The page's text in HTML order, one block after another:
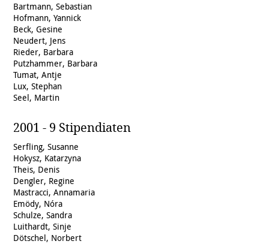
Bartmann, Sebastian
Hofmann, Yannick
Beck, Gesine
Neudert, Jens
Rieder, Barbara
Putzhammer, Barbara
Tumat, Antje
Lux, Stephan
Seel, Martin
2001 - 9 Stipendiaten
Serfling, Susanne
Hokysz, Katarzyna
Theis, Denis
Dengler, Regine
Mastracci, Annamaria
Emödy, Nóra
Schulze, Sandra
Luithardt, Sinje
Dötschel, Norbert